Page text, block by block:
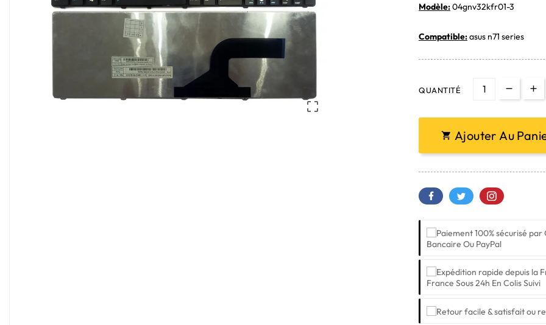

Modèle:04gnv32kfr01-3
Compatible:asus n71 series
QUANTITÉ
 Ajouter Au
Bancaire Ou PayPal
France Sous 24h En Colis Suivi